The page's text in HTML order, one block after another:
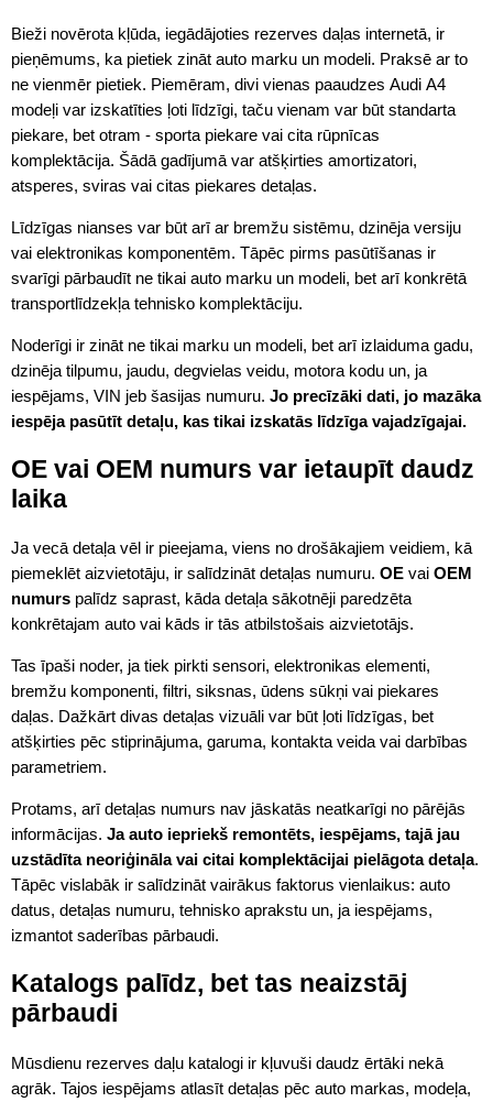
Bieži novērota kļūda, iegādājoties rezerves daļas internetā, ir
pieņēmums, ka pietiek zināt auto marku un modeli. Praksē ar to
ne vienmēr pietiek. Piemēram, divi vienas paaudzes Audi A4
modeļi var izskatīties ļoti līdzīgi, taču vienam var būt standarta
piekare, bet otram - sporta piekare vai cita rūpnīcas
komplektācija. Šādā gadījumā var atšķirties amortizatori,
atsperes, sviras vai citas piekares detaļas.
Līdzīgas nianses var būt arī ar bremžu sistēmu, dzinēja versiju
vai elektronikas komponentēm. Tāpēc pirms pasūtīšanas ir
svarīgi pārbaudīt ne tikai auto marku un modeli, bet arī konkrētā
transportlīdzekļa tehnisko komplektāciju.
Noderīgi ir zināt ne tikai marku un modeli, bet arī izlaiduma gadu,
dzinēja tilpumu, jaudu, degvielas veidu, motora kodu un, ja
iespējams, VIN jeb šasijas numuru. Jo precīzāki dati, jo mazāka
iespēja pasūtīt detaļu, kas tikai izskatās līdzīga vajadzīgajai.
OE vai OEM numurs var ietaupīt daudz
laika
Ja vecā detaļa vēl ir pieejama, viens no drošākajiem veidiem, kā
piemeklēt aizvietotāju, ir salīdzināt detaļas numuru. OE vai OEM
numurs palīdz saprast, kāda detaļa sākotnēji paredzēta
konkrētajam auto vai kāds ir tās atbilstošais aizvietotājs.
Tas īpaši noder, ja tiek pirkti sensori, elektronikas elementi,
bremžu komponenti, filtri, siksnas, ūdens sūkņi vai piekares
daļas. Dažkārt divas detaļas vizuāli var būt ļoti līdzīgas, bet
atšķirties pēc stiprinājuma, garuma, kontakta veida vai darbības
parametriem.
Protams, arī detaļas numurs nav jāskatās neatkarīgi no pārējās
informācijas. Ja auto iepriekš remontēts, iespējams, tajā jau
uzstādīta neoriģināla vai citai komplektācijai pielāgota detaļa.
Tāpēc vislabāk ir salīdzināt vairākus faktorus vienlaikus: auto
datus, detaļas numuru, tehnisko aprakstu un, ja iespējams,
izmantot saderības pārbaudi.
Katalogs palīdz, bet tas neaizstāj
pārbaudi
Mūsdienu rezerves daļu katalogi ir kļuvuši daudz ērtāki nekā
agrāk. Tajos iespējams atlasīt detaļas pēc auto markas, modeļa,